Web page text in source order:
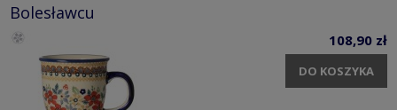
Bolesławcu
108,90 zł
DO KOSZYKA